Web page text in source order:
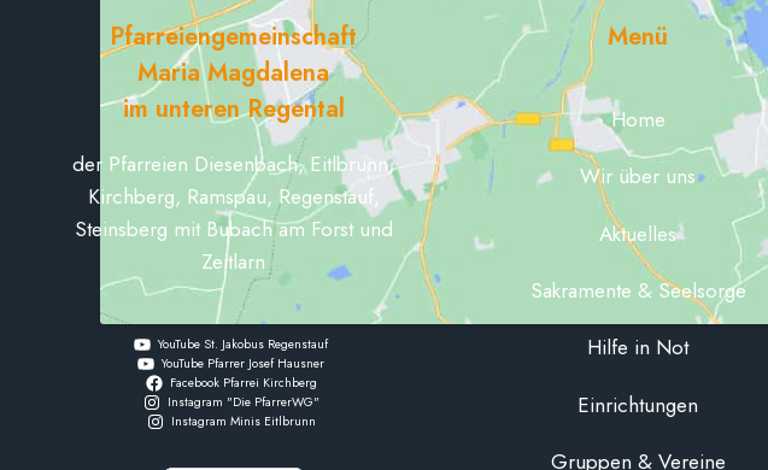
Pfarreiengemeinschaft
Maria Magdalena
im unteren Regental
der Pfarreien Diesenbach, Eitlbrunn,
Kirchberg, Ramspau, Regenstauf,
Steinsberg mit Bubach am Forst und
Zeitlarn
YouTube St. Jakobus Regenstauf
YouTube Pfarrer Josef Hausner
Facebook Pfarrei Kirchberg
Instagram "Die PfarrerWG"
Instagram Minis Eitlbrunn
Menü
Home
Wir über uns
Aktuelles
Sakramente & Seelsorge
Hilfe in Not
Einrichtungen
Gruppen & Vereine